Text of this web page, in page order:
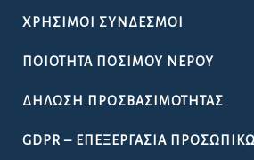
ΧΡΉΣΙΜΟΙ ΣΎΝΔΕΣΜΟΙ
ΠΟΙΌΤΗΤΑ ΠΌΣΙΜΟΥ ΝΕΡΟΎ
ΔΉΛΩΣΗ ΠΡΟΣΒΑΣΙΜΌΤΗΤΑΣ
GDPR – ΕΠΕΞΕΡΓΑΣΙΑ